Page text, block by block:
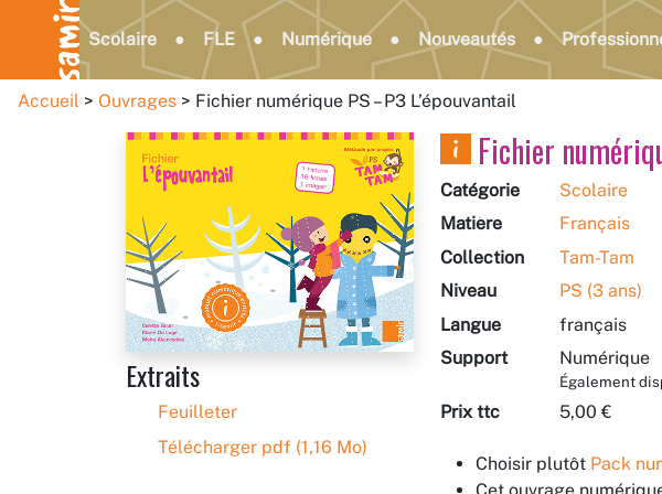
Scolaire FLE Numérique Nouveautés
Accueil Ouvrages Fichier numérique PS – P3 L’épouvantail
Extraits
Feuilleter
Télécharger pdf (1,16 Mo)
Fichier
Catégorie
Scolaire
Matière
Français
Collection
Tam-Tam
Niveau
PS (3 ans)
Langue
français
Support
Numérique
Également
Prix ttc 5,00 €
Choisir plutôt Pack